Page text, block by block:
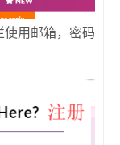
用邮箱，密码